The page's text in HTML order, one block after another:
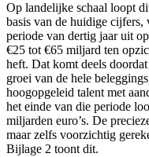
Op landelijke schaal loopt
basis van de huidige
periode van dertig jaar uit
€25 tot €65 miljard ten
heft. Dat komt deels
groei van de hele
hoogopgeleid talent met
het einde van die periode
miljarden euro’s. De
maar zelfs voorzichtig
Bijlage 2 toont dit.